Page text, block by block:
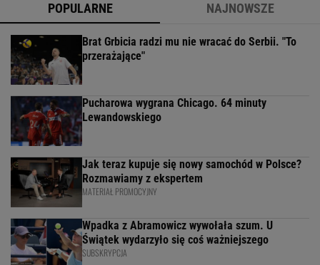
POPULARNE NAJNOWSZE
Brat Grbicia radzi mu nie wracać do Serbii. "To
przerażające"
Pucharowa wygrana Chicago. 64 minuty
Lewandowskiego
Jak teraz kupuje się nowy samochód w Polsce?
Rozmawiamy z ekspertem
MATERIAŁ PROMOCYJNY
Wpadka z Abramowicz wywołała szum. U
Świątek wydarzyło się coś ważniejszego
SUBSKRYPCJA